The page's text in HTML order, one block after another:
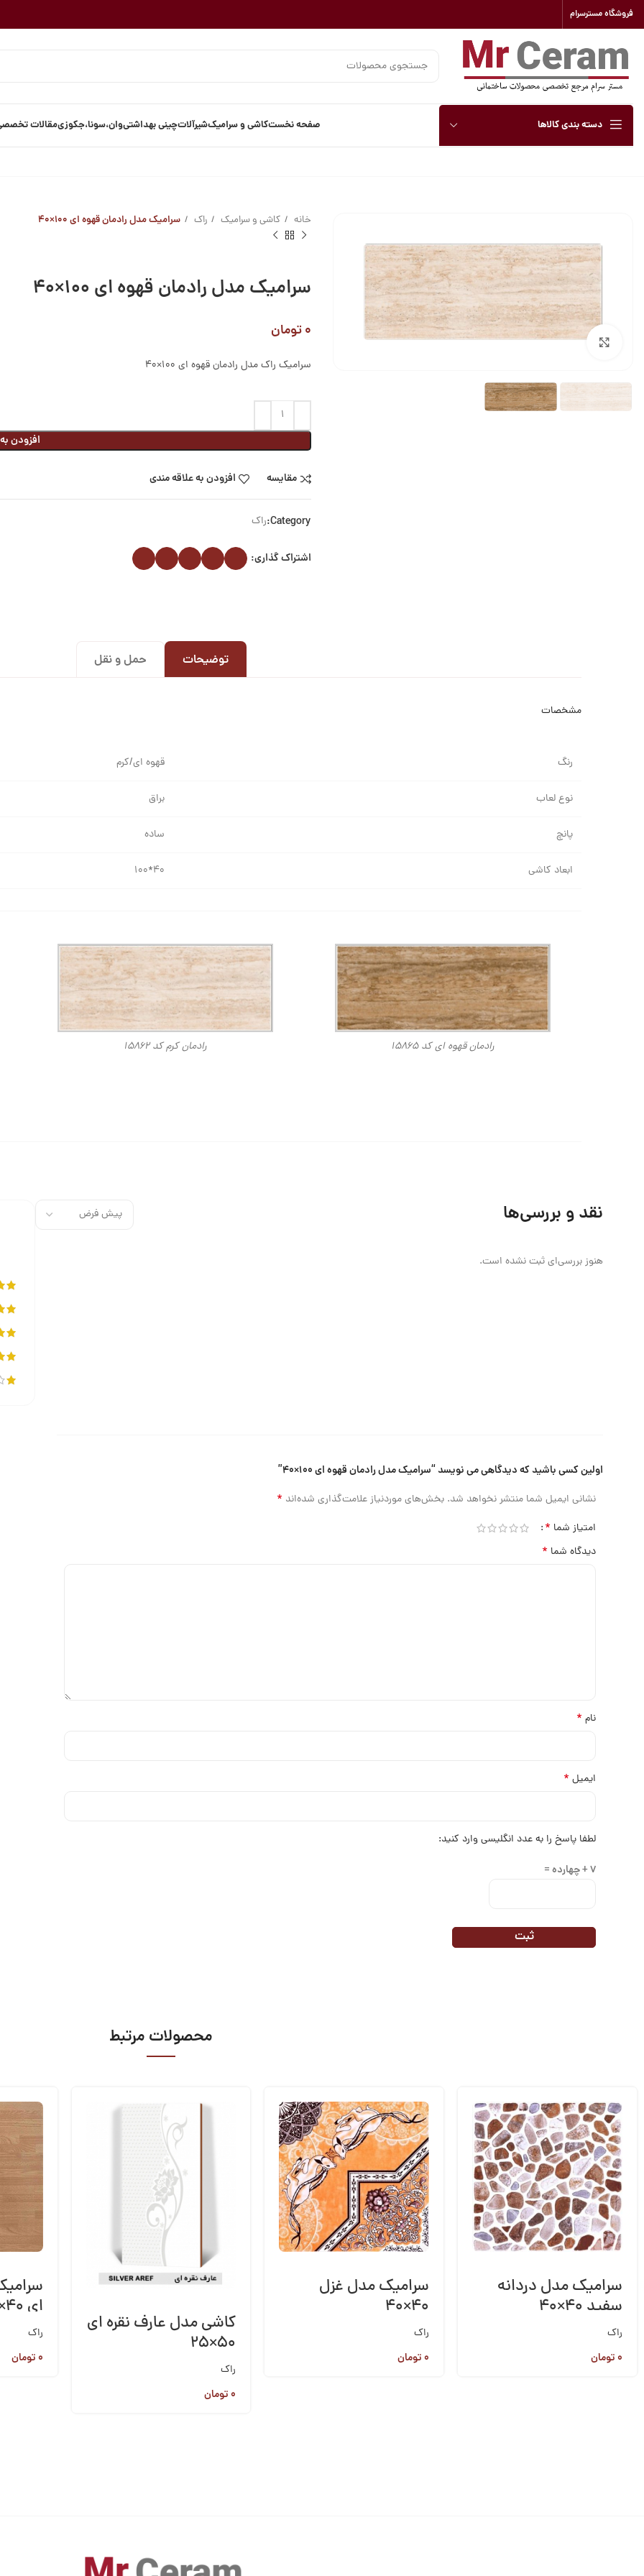
فروشگاه مسترسرام
دسته بندی کالاها صفحه نخستکاشی و سرامیکشیرآلاتچینی بهداشتیوان،سونا،جکوزیمقالات
بزرگنمایی تصویر
خانه کاشی و سرامیک راک سرامیک مدل رادمان قهوه ای ۱۰۰×۴۰
سرامیک مدل رادمان قهوه ای ۱۰۰×۴۰
۰تومان
سرامیک راک مدل رادمان قهوه ای 100×40
افزودن
مقایسه افزودن به علاقه مندی
Category: راک
اشتراک گذاری:
توضیحات حمل و نقل
مشخصات
رنگ قهوه ای/کرم
نوع لعاب براق
پانچ ساده
ابعاد کاشی ۴۰*۱۰۰
رادمان قهوه ای کد ۱۵۸۶۵ رادمان کرم کد ۱۵۸۶۲
نقد و بررسی‌ها
هنوز بررسی‌ای ثبت نشده است.
اولین کسی باشید که دیدگاهی می نویسد “سرامیک مدل رادمان قهوه ای ۱۰۰×۴۰”
نشانی ایمیل شما منتشر نخواهد شد. بخش‌های موردنیاز علامت‌گذاری شده‌اند *
امتیاز شما *
دیدگاه شما *
نام *
ایمیل *
لطفا پاسخ را به عدد انگلیسی وارد کنید:
7 + چهارده =
محصولات مرتبط
سرامیک مدل دردانه
سفید ۴۰×۴۰
راک
۰تومان
سرامیک مدل غزل
۴۰×۴۰
راک
۰تومان
کاشی مدل عارف نقره ای
۵۰×۲۵
راک
۰ تومان
ای ۴۰×۴۰
راک
۰تومان